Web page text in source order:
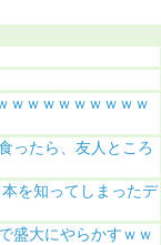
ｗｗｗｗｗｗｗｗｗ
ったら、友人ところ
を知ってしまったデ
盛大にやらかすｗｗ